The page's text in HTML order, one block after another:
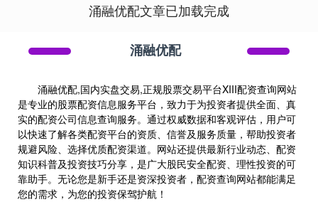
涌融优配文章已加载完成
涌融优配
涌融优配,国内实盘交易,正规股票交易平台XIII‌配资查询网站
是专业的股票配资信息服务平台，致力于为投资者提供全面、真
实的配资公司信息查询服务。通过权威数据和客观评估，用户可
以快速了解各类配资平台的资质、信誉及服务质量，帮助投资者
规避风险、选择优质配资渠道。网站还提供最新行业动态、配资
知识科普及投资技巧分享，是广大股民安全配资、理性投资的可
靠助手。无论您是新手还是资深投资者，配资查询网站都能满足
您的需求，为您的投资保驾护航！